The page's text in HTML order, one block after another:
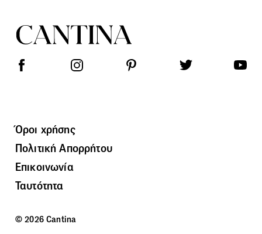
Όροι χρήσης
Πολιτική Απορρήτου
Επικοινωνία
Ταυτότητα
© 2026 Cantina